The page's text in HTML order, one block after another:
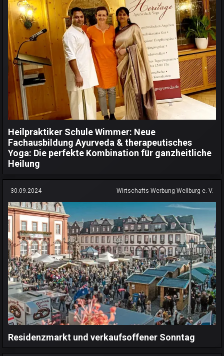
Heilpraktiker Schule Wimmer: Neue
Fachausbildung Ayurveda & therapeutisches
Yoga: Die perfekte Kombination für ganzheitliche
Heilung
30.09.2024 Wirtschafts-Werbung Weilburg e. V.
Residenzmarkt und verkaufsoffener Sonntag